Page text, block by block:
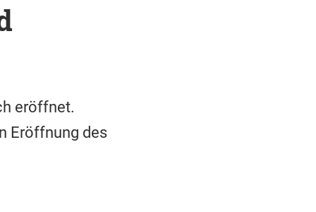
eröffnet.
Eröffnung des